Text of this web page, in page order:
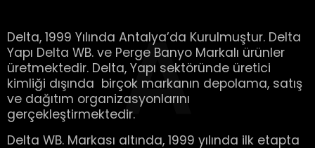
A
Delta, 1999 Yılında Antalya’da Kurulmuştur. Delta
Yapı Delta WB. ve Perge Banyo Markalı ürünler
üretmektedir. Delta, Yapı sektöründe üretici
kimliği dışında birçok markanın depolama, satış
ve dağıtım organizasyonlarını
gerçekleştirmektedir.
Delta WB. Markası altında, 1999 yılında ilk etapta